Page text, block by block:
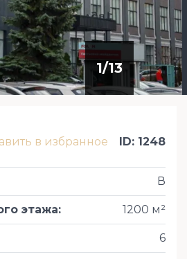
1/13
в избранное ID: 1248
В
этажа: 1200 м²
6